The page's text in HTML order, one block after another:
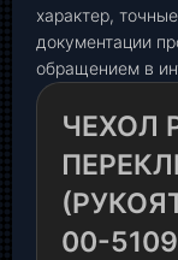
характер,
документации
обращением в
ЧЕХОЛ
00-